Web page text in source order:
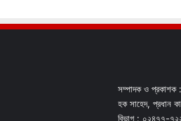
সম্পাদক ও প্রকাশক
হক সাহেদ, প্রধান
বিভাগ : ০২৪৭৭-